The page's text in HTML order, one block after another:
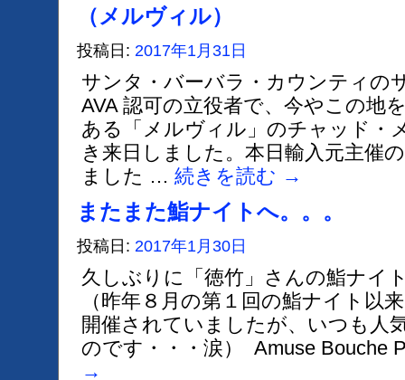
（メルヴィル）
投稿日: 2017年1月31日
サンタ・バーバラ・カウンティの
AVA 認可の立役者で、今やこの地
ある「メルヴィル」のチャッド・
き来日しました。本日輸入元主催
ました … 続きを読む →
またまた鮨ナイトへ。。。
投稿日: 2017年1月30日
久しぶりに「徳竹」さんの鮨ナイ
（昨年８月の第１回の鮨ナイト以
開催されていましたが、いつも人
のです・・・涙） Amuse Bouche
→